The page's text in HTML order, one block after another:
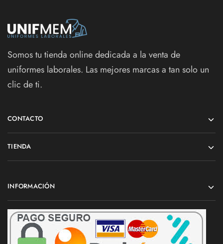
Somos tu tienda online dedicada a la venta de
uniformes laborales. Las mejores marcas a tan solo un
clic de ti.
CONTACTO
TIENDA
INFORMACIÓN